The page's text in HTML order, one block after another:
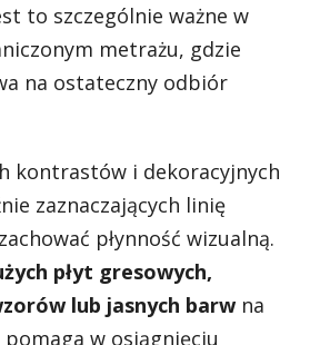
to szczególnie ważne w
metrażu, gdzie
na ostateczny odbiór
kontrastów i dekoracyjnych
zaznaczających linię
płynność wizualną.
płyt gresowych,
lub jasnych barw na
pomaga w osiągnięciu